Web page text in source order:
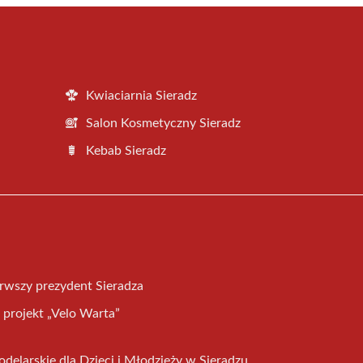
Kwiaciarnia Sieradz
Salon Kosmetyczny Sieradz
Kebab Sieradz
prezydent Sieradza
„Velo Warta”
dla Dzieci i Młodzieży w Sieradzu